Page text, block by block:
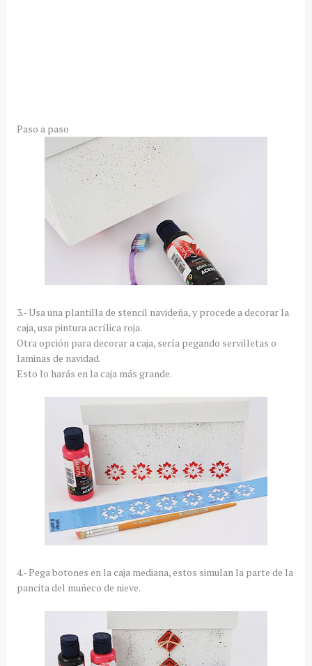
Paso a paso
3.- Usa una plantilla de stencil navideña, y procede a decorar la
caja, usa pintura acrílica roja.
Otra opción para decorar a caja, sería pegando servilletas o
laminas de navidad.
Esto lo harás en la caja más grande.
4.- Pega botones en la caja mediana, estos simulan la parte de la
pancita del muñeco de nieve.